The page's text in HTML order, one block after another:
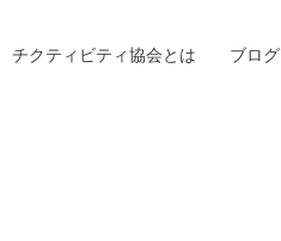
チクティビティ協会とは ブログ